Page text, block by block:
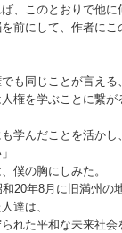
、このとおりで他に
前にして、作者にこ
も同じことが言える
人権を学ぶことに繋
学んだことを活か
僕の胸にしみた。
20年8月に旧満州の
達は、
れた平和な未来社会